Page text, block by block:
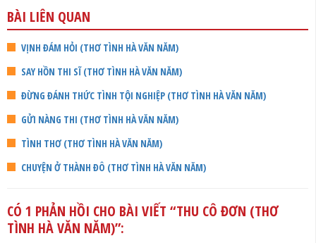
BÀI LIÊN QUAN
VỊNH ĐÁM HỎI (THƠ TÌNH HÀ VĂN NĂM)
SAY HỒN THI SĨ (THƠ TÌNH HÀ VĂN NĂM)
ĐỪNG ĐÁNH THỨC TÌNH TỘI NGHIỆP (THƠ TÌNH HÀ VĂN NĂM)
GỬI NÀNG THI (THƠ TÌNH HÀ VĂN NĂM)
TÌNH THƠ (THƠ TÌNH HÀ VĂN NĂM)
CHUYỆN Ở THÀNH ĐÔ (THƠ TÌNH HÀ VĂN NĂM)
CÓ 1 PHẢN HỒI CHO BÀI VIẾT “THU CÔ ĐƠN (THƠ
TÌNH HÀ VĂN NĂM)”: